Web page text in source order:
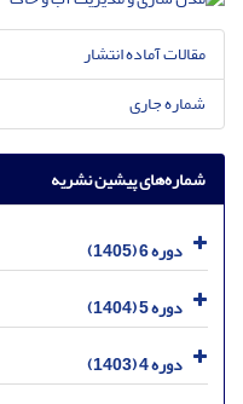
مقالات آماده انتشار
شماره جاری
شماره‌های پیشین نشریه
دوره 6 (1405)
دوره 5 (1404)
دوره 4 (1403)